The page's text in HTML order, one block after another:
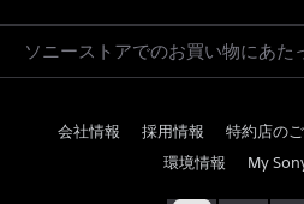
ソニーストアでのお買い物にあた
会社情報 採用情報 特約店の
環境情報
My